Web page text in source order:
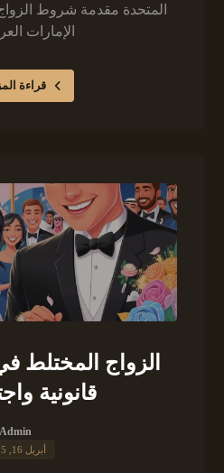
المتحدة مقدمة شروط
الإمارات
قراءة
الزواج
قانونية
Admin
أبريل 16, 2025